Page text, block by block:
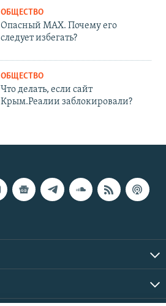
ОБЩЕСТВО
Опасный MAX. Почему его
следует избегать?
ОБЩЕСТВО
Что делать, если сайт
Крым.Реалии заблокировали?